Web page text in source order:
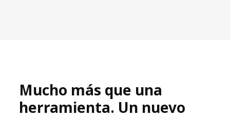
Mucho más que una
herramienta. Un nuevo